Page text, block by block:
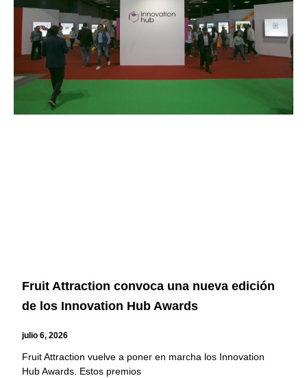
Fruit Attraction convoca una nueva edición
de los Innovation Hub Awards
julio 6, 2026
Fruit Attraction vuelve a poner en marcha los Innovation
Hub Awards. Estos premios